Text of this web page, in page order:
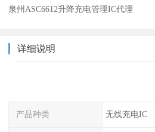
泉州ASC6612升降充电管理IC代理
详细说明
产品种类 无线充电IC